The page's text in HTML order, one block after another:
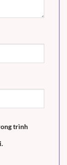
trình